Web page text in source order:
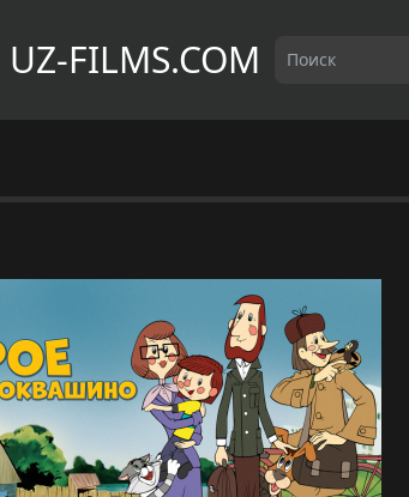
UZ-FILMS.COM